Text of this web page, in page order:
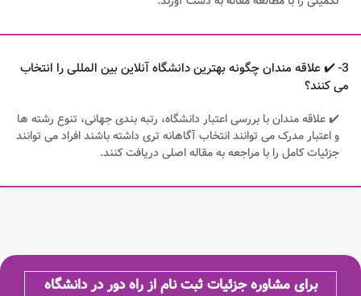
3- ✔️ علاقه مندان چگونه بهترین دانشگاه آنلاین بین المللی را انتخاب
می کنند؟
✔️ علاقه مندان با بررسی اعتبار دانشگاه، رتبه بندی جهانی، تنوع رشته ها
و اعتبار مدرک می توانند انتخاب آگاهانه تری داشته باشند افراد می توانند
جزئیات کامل را با مراجعه به مقاله اصلی دریافت کنند.
برای مشاوره جزئیات ثبت نام از راه دور در دانشگاه